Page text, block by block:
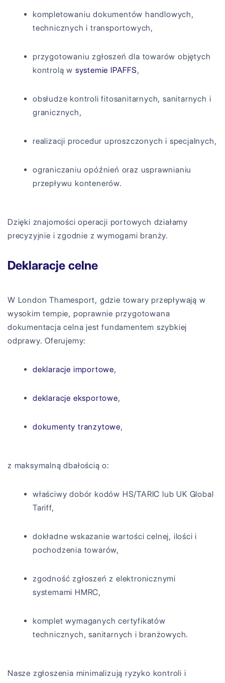
kompletowaniu dokumentów handlowych,
technicznych i transportowych,
przygotowaniu zgłoszeń dla towarów objętych
kontrolą w systemie IPAFFS,
obsłudze kontroli fitosanitarnych, sanitarnych i
granicznych,
realizacji procedur uproszczonych i specjalnych,
ograniczaniu opóźnień oraz usprawnianiu
przepływu kontenerów.
Dzięki znajomości operacji portowych działamy
precyzyjnie i zgodnie z wymogami branży.
Deklaracje celne
W London Thamesport, gdzie towary przepływają w
wysokim tempie, poprawnie przygotowana
dokumentacja celna jest fundamentem szybkiej
odprawy. Oferujemy:
deklaracje importowe,
deklaracje eksportowe,
dokumenty tranzytowe,
z maksymalną dbałością o:
właściwy dobór kodów HS/TARIC lub UK Global
Tariff,
dokładne wskazanie wartości celnej, ilości i
pochodzenia towarów,
zgodność zgłoszeń z elektronicznymi
systemami HMRC,
komplet wymaganych certyfikatów
technicznych, sanitarnych i branżowych.
Nasze zgłoszenia minimalizują ryzyko kontroli i